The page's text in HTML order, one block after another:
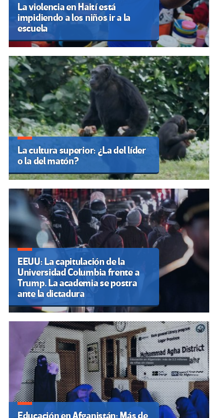
La violencia en Haití está
impidiendo a los niños ir a la
escuela
La cultura superior: ¿La del líder
o la del matón?
EEUU: La capitulación de la
Universidad Columbia frente a
Trump. La academia se postra
ante la dictadura